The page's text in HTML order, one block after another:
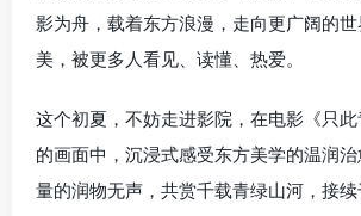
影为舟，载着东方浪漫，走向更广阔的
美，被更多人看见、读懂、热爱。
这个初夏，不妨走进影院，在电影《只
的画面中，沉浸式感受东方美学的温润
量的润物无声，共赏千载青绿山河，接续